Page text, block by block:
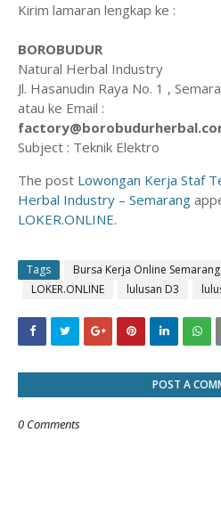
Kirim lamaran lengkap ke :
BOROBUDUR
Natural Herbal Industry
Jl. Hasanudin Raya No. 1 ,
atau ke Email :
Subject : Teknik Elektro
The post Lowongan Kerja Staf
Herbal Industry – Semarang
LOKER.ONLINE.
Tags Bursa Kerja Online Semarang
LOKER.ONLINE
lulusan D3
POST A
0 Comments